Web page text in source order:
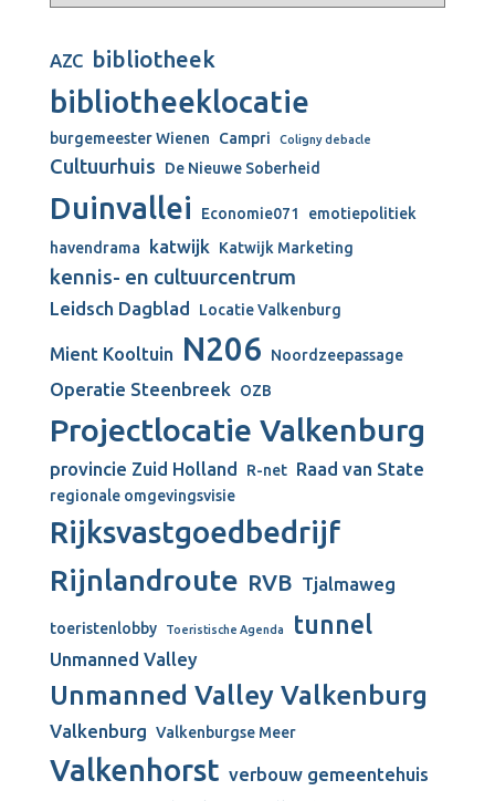
AZC bibliotheek
bibliotheeklocatie
burgemeester Wienen Campri Coligny debacle
Cultuurhuis De Nieuwe Soberheid
Duinvallei Economie071
emotiepolitiek
havendrama
katwijk Katwijk Marketing
kennis- en cultuurcentrum
Leidsch Dagblad Locatie Valkenburg
Mient Kooltuin N206 Noordzeepassage
Operatie Steenbreek OZB
Projectlocatie Valkenburg
provincie Zuid Holland R-net Raad van State
regionale omgevingsvisie
Rijksvastgoedbedrijf
Rijnlandroute RVB Tjalmaweg
toeristenlobby Toeristische Agenda tunnel
Unmanned Valley
Unmanned Valley Valkenburg
Valkenburg Valkenburgse Meer
Valkenhorst verbouw gemeentehuis